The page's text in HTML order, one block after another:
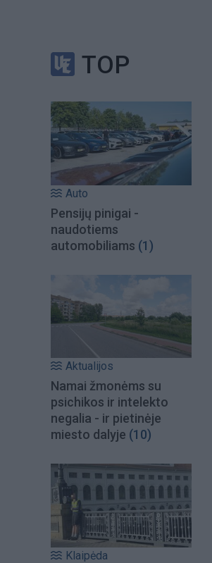
TOP
Auto
Pensijų pinigai -
naudotiems
automobiliams (1)
Aktualijos
Namai žmonėms su
psichikos ir intelekto
negalia - ir pietinėje
miesto dalyje (10)
Klaipėda